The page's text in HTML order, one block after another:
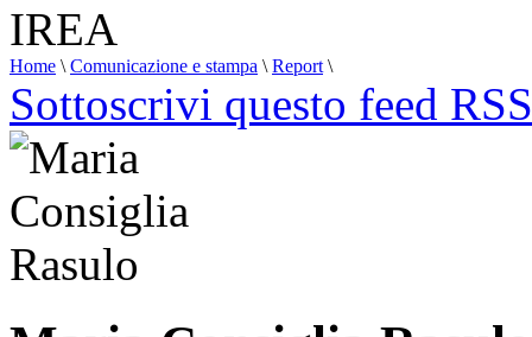
Home \ Comunicazione e stampa \ Report \
Sottoscrivi questo feed RSS